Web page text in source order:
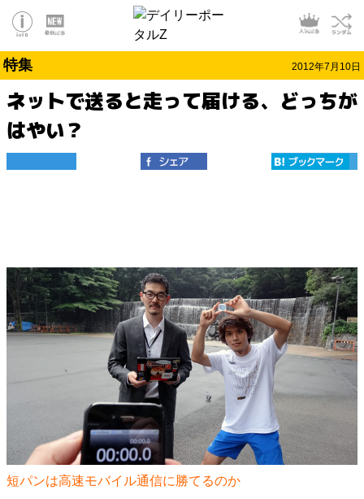
特集 2012年7月10日
ネットで送ると走って届ける、どっちが
はやい？
短パンは高速モバイル通信に勝てるのか